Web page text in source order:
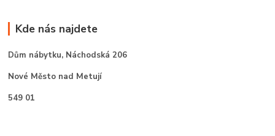
Kde nás najdete
Dům nábytku, Náchodská 206
Nové Město nad Metují
549 01